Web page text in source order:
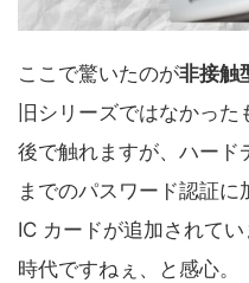
ここで驚いたのが非接触
旧シリーズではなかった
後で触れますが、ハード
までのパスワード認証に
IC カードが追加されてい
時代ですねぇ、と感心。